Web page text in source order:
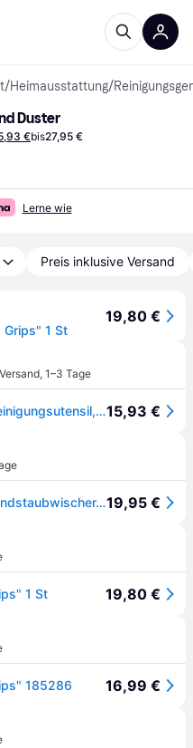
/Heimausstattung/
Duster
€bis27,95 €
Lerne wie
Preis inklusive Versand
Grips" 1 St
19,80 €
, 1–3 Tage
OXO Good Grips Staubwedel, Reinigungsutensil, Rot15,93 €
Oxo Good Grips Staubwedel, Handstaubwischer, Mikrofaser Genial Leicht + Handlich19,95 €
1 St 19,80 €
185286 16,99 €